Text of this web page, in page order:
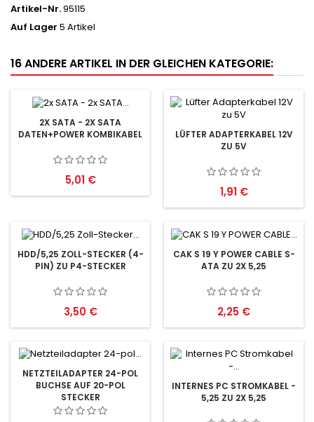
Artikel-Nr.95115
Auf Lager 5 Artikel
16 ANDERE ARTIKEL IN DER GLEICHEN KATEGORIE:
2X SATA - 2X SATA
DATEN+POWER KOMBIKABEL
Preis
5,01 €
LÜFTER ADAPTERKABEL 12V
ZU 5V
Preis
1,91 €
HDD/5,25 ZOLL-STECKER (4-
PIN) ZU P4-STECKER
Preis
3,50 €
CAK S 19 Y POWER CABLE S-
ATA ZU 2X 5,25
Preis
2,25 €
NETZTEILADAPTER 24-POL
BUCHSE AUF 20-POL
STECKER
INTERNES PC STROMKABEL -
5,25 ZU 2X 5,25